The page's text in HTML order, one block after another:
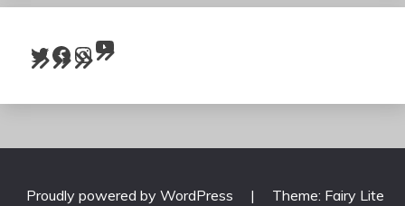
Twitter Facebook InstagramYouTube
Proudly powered by WordPress | Theme: Fairy Lite